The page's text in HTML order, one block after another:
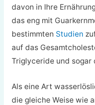
davon in Ihre
das eng mit
bestimmten Studien
auf das
Triglyceride und sogar
Als eine Art
die gleiche Weise wie